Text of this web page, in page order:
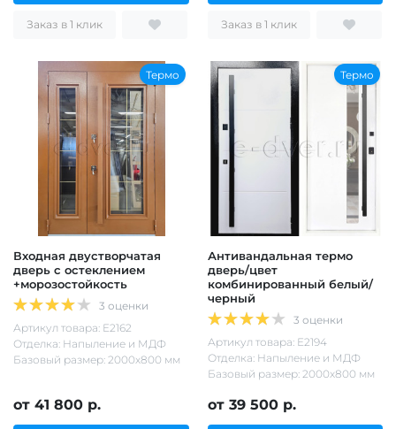
Заказ в 1 клик Заказ в 1 клик
Термо
Входная двустворчатая
дверь с остеклением
+морозостойкость
3 оценки
Артикул товара: Е2162
Отделка: Напыление и МДФ
Базовый размер: 2000х800 мм
от 41 800 р.
Термо
Антивандальная термо
дверь/цвет
комбинированный белый/
черный
3 оценки
Артикул товара: Е2194
Отделка: Напыление и МДФ
Базовый размер: 2000х800 мм
от 39 500 р.